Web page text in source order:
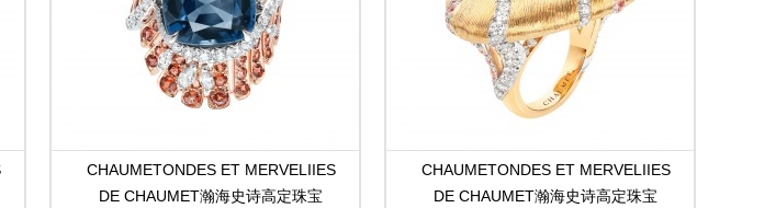
CHAUMETONDES ET MERVELIIES
DE CHAUMET瀚海史诗高定珠宝
CHAUMETONDES ET MERVELIIES
DE CHAUMET瀚海史诗高定珠宝